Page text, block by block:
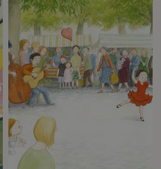
prick-humor får vi äntligen möta
de underbart knasiga favoriterna
Loranga, Masarin och Dartanjang
i ett helt nytt format.